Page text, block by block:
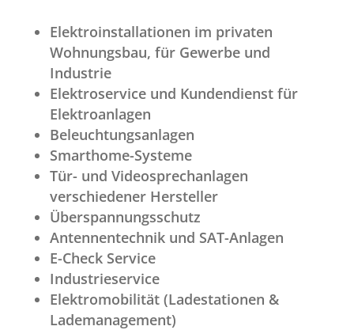
Elektroinstallationen im privaten
Wohnungsbau, für Gewerbe und
Industrie
Elektroservice und Kundendienst für
Elektroanlagen
Beleuchtungsanlagen
Smarthome-Systeme
Tür- und Videosprechanlagen
verschiedener Hersteller
Überspannungsschutz
Antennentechnik und SAT-Anlagen
E-Check Service
Industrieservice
Elektromobilität (Ladestationen &
Lademanagement)